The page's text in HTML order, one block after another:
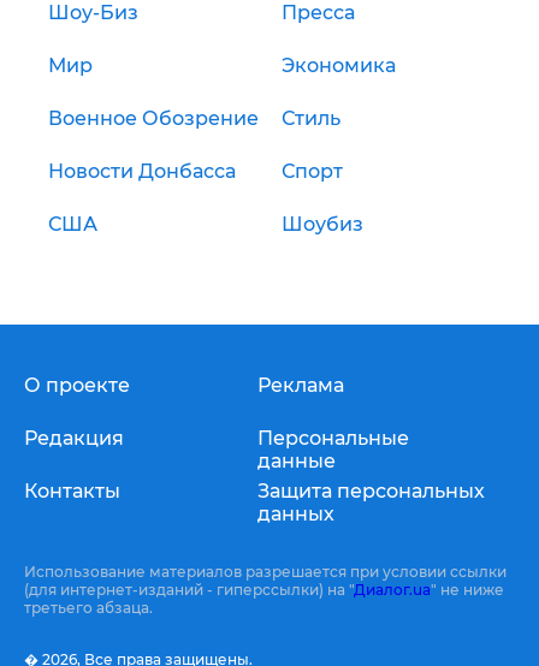
Шоу-Биз Пресса
Мир Экономика
Военное Обозрение Стиль
Новости Донбасса Спорт
США Шоубиз
О проекте
Редакция
Контакты
Реклама
Персональные
данные
Защита персональных
данных
Использование материалов разрешается при условии ссылки
(для интернет-изданий - гиперссылки) на "Диалог.ua" не ниже
третьего абзаца.
� 2026, Все права защищены.